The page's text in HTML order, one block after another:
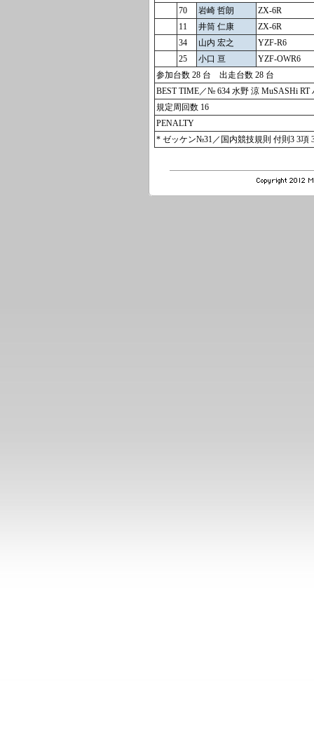
70
岩崎 哲朗
ZX-6R
11
井筒 仁康
ZX-6R
34
山内 宏之
YZF-R6
25
小口 亘
YZF-OWR6
参加台数 28 台 出走台数 28 台
BEST TIME／№ 634 水野 涼 MuSASHi
規定周回数 16
PENALTY
* ゼッケン№31／国内競技規則 付則3 3項